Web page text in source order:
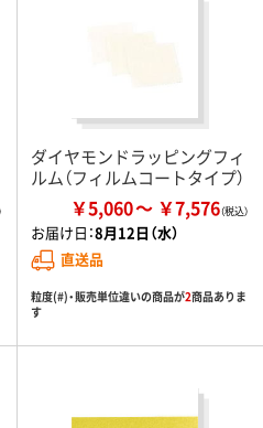
ダイヤモンドラッピングフィ
ルム（フィルムコートタイプ）
￥5,060 ￥7,576
お届け日：8月12日（水）
直送品
粒度(#)・販売単位違いの商品が2商品ありま
す